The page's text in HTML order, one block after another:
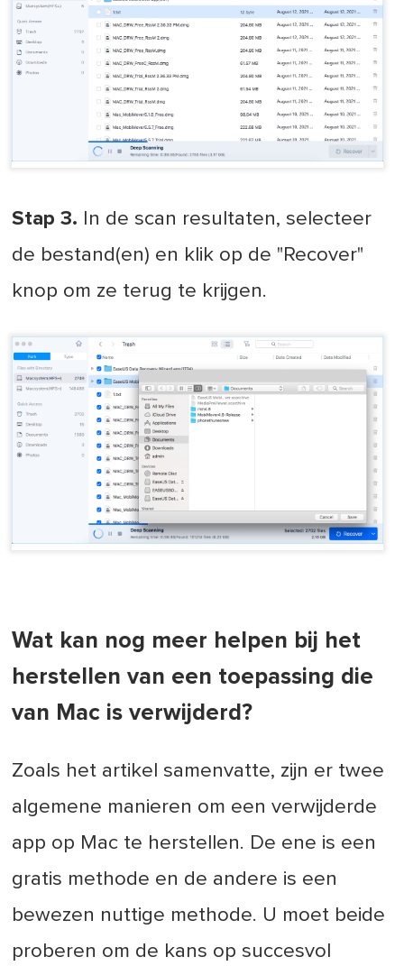
Stap 3. In de scan resultaten, selecteer
de bestand(en) en klik op de "Recover"
knop om ze terug te krijgen.
Wat kan nog meer helpen bij het
herstellen van een toepassing die
van Mac is verwijderd?
Zoals het artikel samenvatte, zijn er twee
algemene manieren om een verwijderde
app op Mac te herstellen. De ene is een
gratis methode en de andere is een
bewezen nuttige methode. U moet beide
proberen om de kans op succesvol